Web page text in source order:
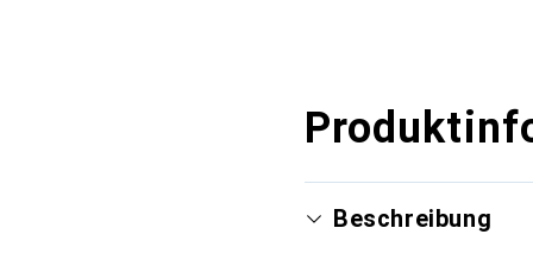
Beschreibung